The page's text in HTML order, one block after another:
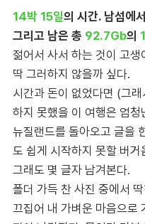
14박 15일의 시간. 남섬에
그리고 남은 총 92.7Gb의
젊어서 사서 하는 것이 고생
딱 그러하지 않을까 싶다.
시간과 돈이 없었다면 (그
하지 못했을 이 여행은 엄
뉴질랜드를 돌아오고 글을
도 쉽게 시작하지 못할 버거
그래도 몇 글자 남겨본다.
폴더 가득 찬 사진 중에서
끄집어 내 가벼운 마음으로